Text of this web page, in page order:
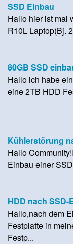
SSD Einbau
Hallo hier ist mal
R10L Laptop(Bj.
80GB SSD
Hallo ich habe
eine 2TB HDD
Kühlerstörung
Hallo
Einbau einer
HDD nach
Hallo,nach dem
Festplatte in
Festp...